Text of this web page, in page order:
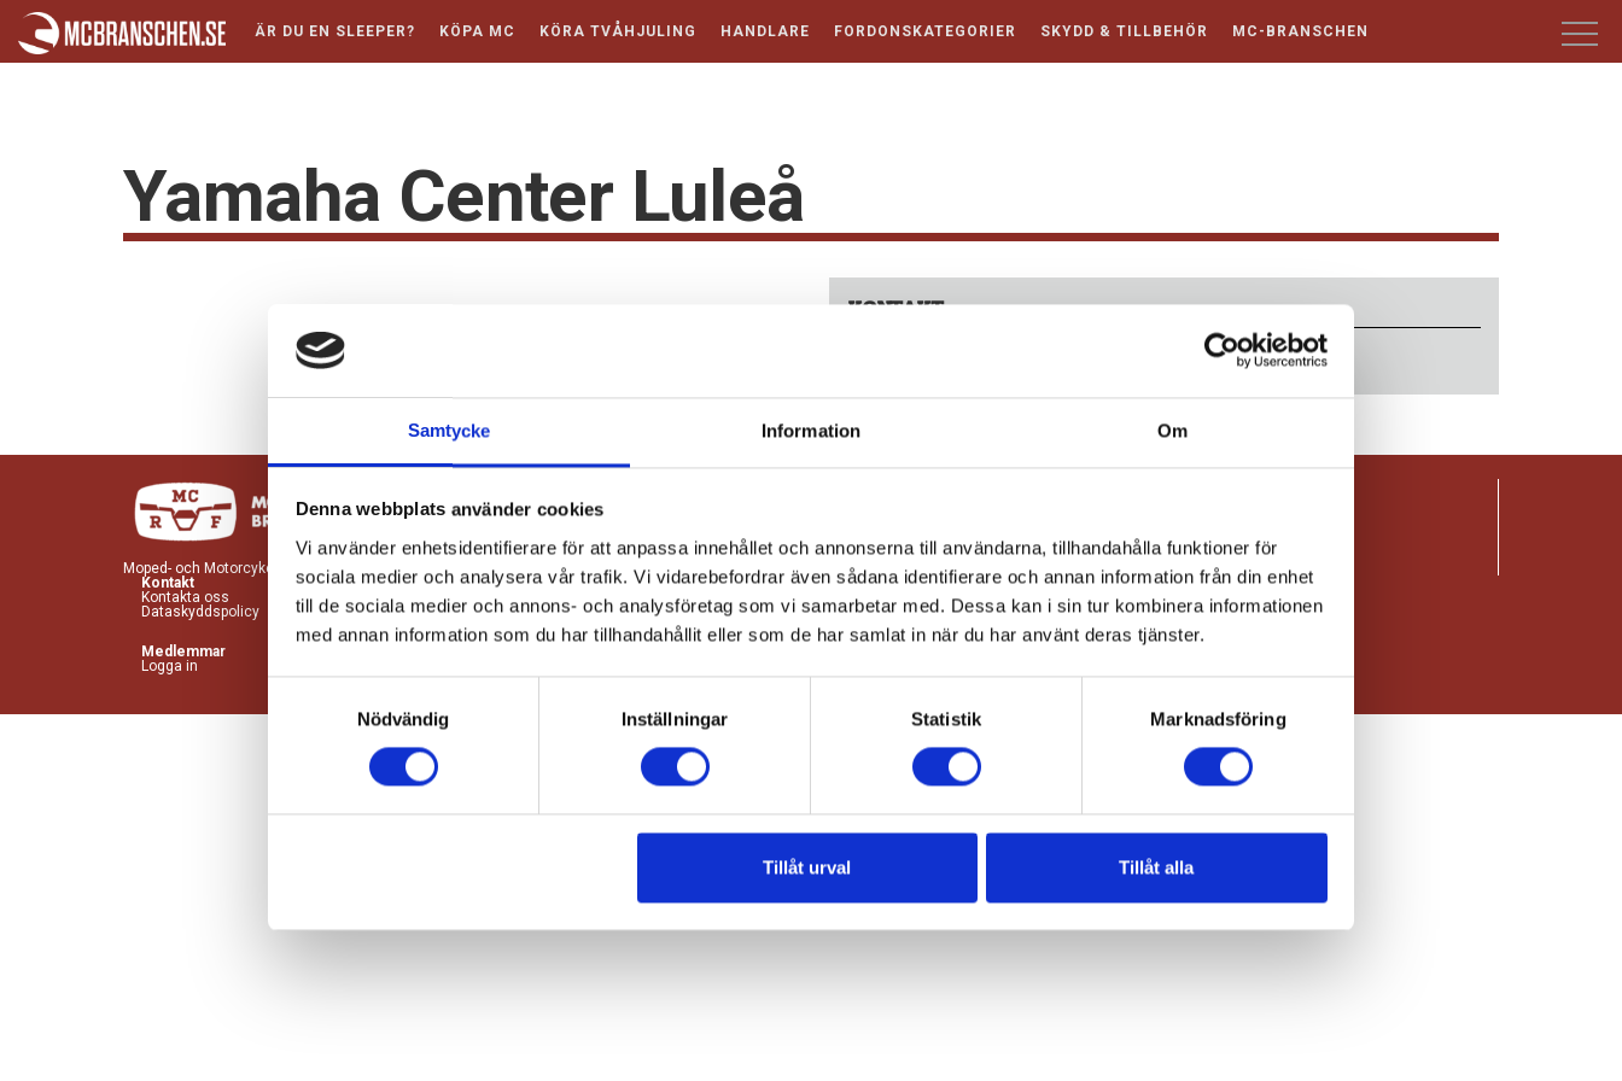
Samtycke Information Om
Denna webbplats använder cookies
Vi använder enhetsidentifierare för att anpassa innehållet och annonserna till användarna, tillhandahålla funktioner för
sociala medier och analysera vår trafik. Vi vidarebefordrar även sådana identifierare och annan information från din enhet
till de sociala medier och annons- och analysföretag som vi samarbetar med. Dessa kan i sin tur kombinera informationen
med annan information som du har tillhandahållit eller som de har samlat in när du har använt deras tjänster.
Nödvändig
Inställningar Statistik Marknadsföring
Tillåt urval Tillåt alla
ÄR DU EN SLEEPER? KÖPA MC KÖRA TVÅHJULING HANDLARE FORDONSKATEGORIER SKYDD & TILLBEHÖR MC-BRANSCHEN
Yamaha Center Luleå
KONTAKT
Moped- och Motorcykelbranschen (McRF) är ett branschförbund för leverantörer av mopeder, motorcyklar och tillbehör.
Kontakt
Kontakta oss
Dataskyddspolicy
Medlemmar
Logga in